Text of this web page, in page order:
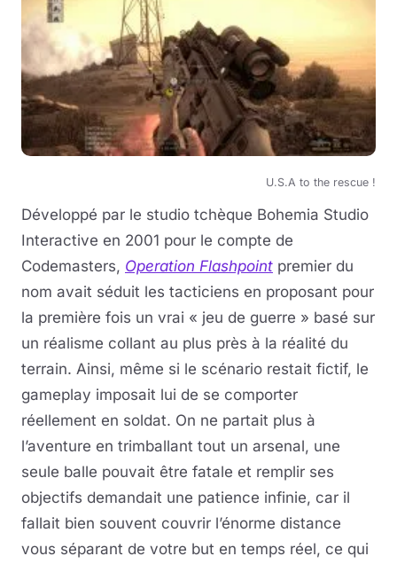
U.S.A to the rescue !
Développé par le studio tchèque Bohemia Studio
Interactive en 2001 pour le compte de
Codemasters, Operation Flashpoint premier du
nom avait séduit les tacticiens en proposant pour
la première fois un vrai « jeu de guerre » basé sur
un réalisme collant au plus près à la réalité du
terrain. Ainsi, même si le scénario restait fictif, le
gameplay imposait lui de se comporter
réellement en soldat. On ne partait plus à
l’aventure en trimballant tout un arsenal, une
seule balle pouvait être fatale et remplir ses
objectifs demandait une patience infinie, car il
fallait bien souvent couvrir l’énorme distance
vous séparant de votre but en temps réel, ce qui